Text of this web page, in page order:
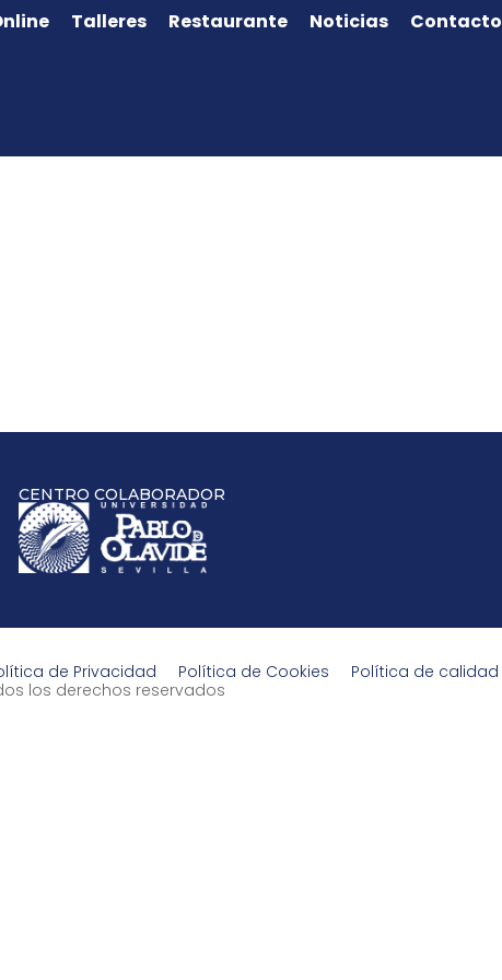
Talleres Restaurante Noticias Contacto
CENTRO COLABORADOR
de Privacidad Política de Cookies Política de calidad
los derechos reservados